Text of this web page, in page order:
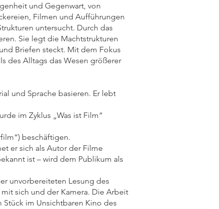
und Gegenwart, von
Filmen und Aufführungen
untersucht. Durch das
Sie legt die Machtstrukturen
Briefen steckt. Mit dem Fokus
des Alltags das Wesen größerer
und Sprache basieren. Er lebt
im Zyklus „Was ist Film“
beschäftigen.
er sich als Autor der Filme
ist – wird dem Publikum als
unvorbereiteten Lesung des
sich und der Kamera. Die Arbeit
im Unsichtbaren Kino des